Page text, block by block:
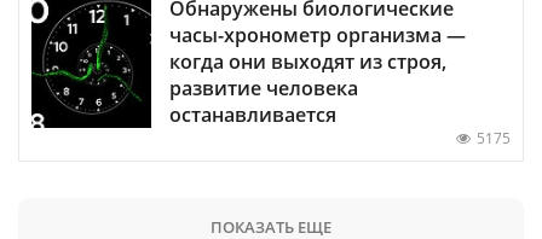
Обнаружены биологические
часы-хронометр организма —
когда они выходят из строя,
развитие человека
останавливается
5175
ПОКАЗАТЬ ЕЩЕ